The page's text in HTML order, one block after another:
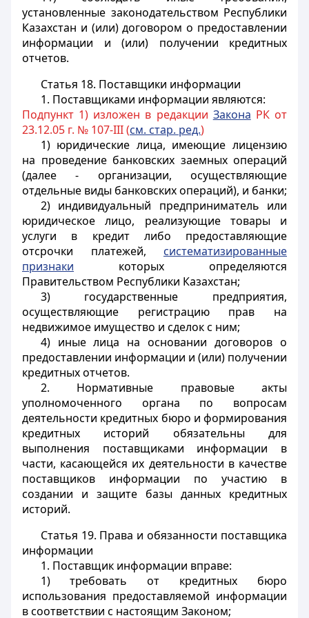
установленные законодательством Республики
Казахстан и (или) договором о предоставлении
информации и (или) получении кредитных
отчетов.
Статья 18. Поставщики информации
1. Поставщиками информации являются:
Подпункт 1) изложен в редакции Закона РК от
23.12.05 г. № 107-III (см. стар. ред.)
1) юридические лица, имеющие лицензию
на проведение банковских заемных операций
(далее - организации, осуществляющие
отдельные виды банковских операций), и банки;
2) индивидуальный предприниматель или
юридическое лицо, реализующие товары и
услуги в кредит либо предоставляющие
отсрочки платежей, систематизированные
признаки которых определяются
Правительством Республики Казахстан;
3) государственные предприятия,
осуществляющие регистрацию прав на
недвижимое имущество и сделок с ним;
4) иные лица на основании договоров о
предоставлении информации и (или) получении
кредитных отчетов.
2. Нормативные правовые акты
уполномоченного органа по вопросам
деятельности кредитных бюро и формирования
кредитных историй обязательны для
выполнения поставщиками информации в
части, касающейся их деятельности в качестве
поставщиков информации по участию в
создании и защите базы данных кредитных
историй.
Статья 19. Права и обязанности поставщика
информации
1. Поставщик информации вправе:
1) требовать от кредитных бюро
использования предоставляемой информации
в соответствии с настоящим Законом;